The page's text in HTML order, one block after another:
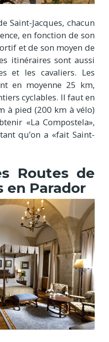
Saint-Jacques, chacun
en fonction de son
et de son moyen de
itinéraires sont aussi
et les cavaliers. Les
en moyenne 25 km,
cyclables. Il faut en
à pied (200 km à vélo)
«La Compostela»,
qu’on a «fait Saint-
Routes de
en Parador